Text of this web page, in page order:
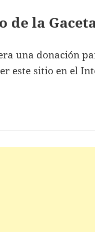
de la
una donación
este sitio en el